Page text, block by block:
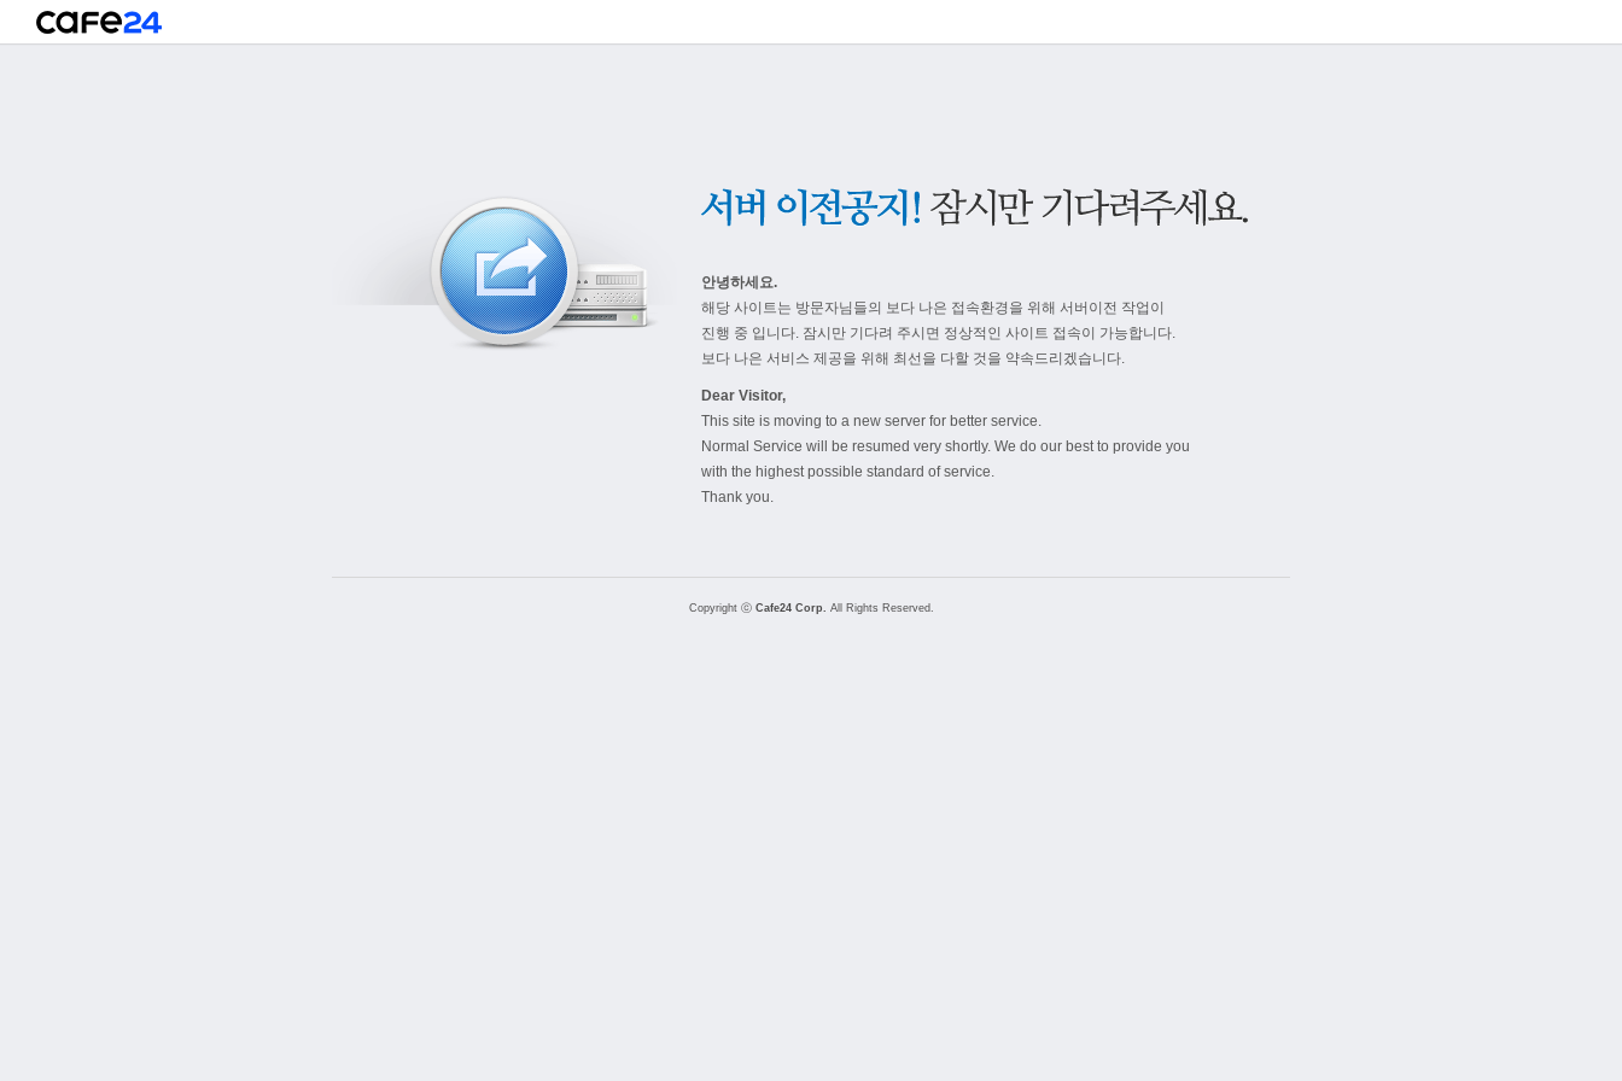
안녕하세요.
해당 사이트는 방문자님들의 보다 나은 접속환경을 위해 서버이전 작업이
진행 중 입니다. 잠시만 기다려 주시면 정상적인 사이트 접속이 가능합니다.
보다 나은 서비스 제공을 위해 최선을 다할 것을 약속드리겠습니다.
Dear Visitor,
This site is moving to a new server for better service.
Normal Service will be resumed very shortly. We do our best to provide you
with the highest possible standard of service.
Thank you.
Copyright ⓒ Cafe24 Corp. All Rights Reserved.